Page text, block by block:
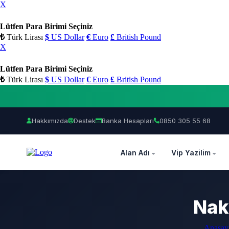
X
Lütfen Para Birimi Seçiniz
₺Türk Lirası $ US Dollar € Euro £ British Pound
X
Lütfen Para Birimi Seçiniz
₺Türk Lirası $ US Dollar € Euro £ British Pound
Hakkımızda Destek Banka Hesapları 0850 305 55 68
Alan Adı Vip Yazilim